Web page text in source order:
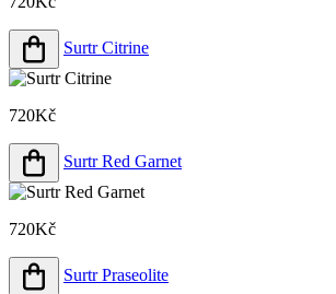
Surtr Citrine
720Kč
Surtr Red Garnet
720Kč
Surtr Praseolite